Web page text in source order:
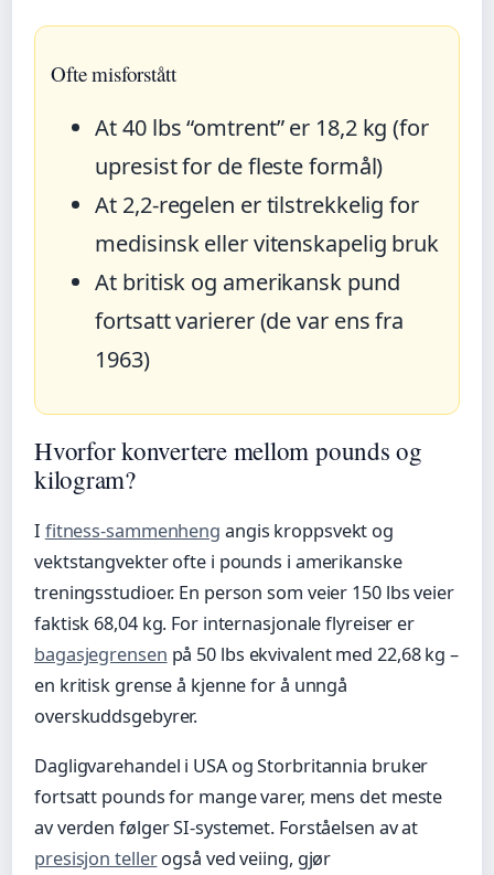
Ofte misforstått
At 40 lbs “omtrent” er 18,2 kg (for
upresist for de fleste formål)
At 2,2-regelen er tilstrekkelig for
medisinsk eller vitenskapelig bruk
At britisk og amerikansk pund
fortsatt varierer (de var ens fra
1963)
Hvorfor konvertere mellom pounds og
kilogram?
I fitness-sammenheng angis kroppsvekt og
vektstangvekter ofte i pounds i amerikanske
treningsstudioer. En person som veier 150 lbs veier
faktisk 68,04 kg. For internasjonale flyreiser er
bagasjegrensen på 50 lbs ekvivalent med 22,68 kg –
en kritisk grense å kjenne for å unngå
overskuddsgebyrer.
Dagligvarehandel i USA og Storbritannia bruker
fortsatt pounds for mange varer, mens det meste
av verden følger SI-systemet. Forståelsen av at
presisjon tellerogså ved veiing, gjør